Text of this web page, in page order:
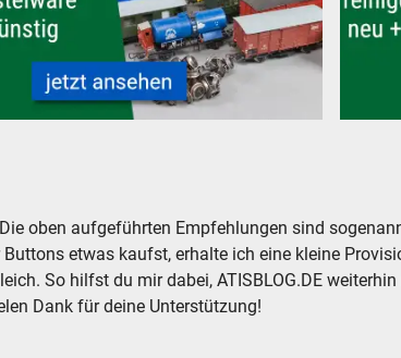
oben aufgeführten Empfehlungen sind
etwas kaufst, erhalte ich eine kleine
So hilfst du mir dabei, ATISBLOG.DE
Dank für deine Unterstützung!